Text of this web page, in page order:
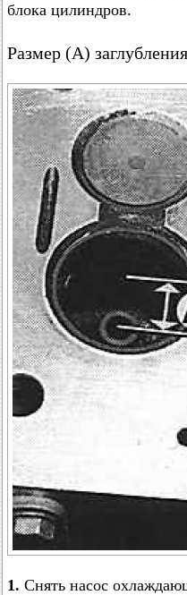
блока цилиндров.
Размер (А)
1. Снять насос